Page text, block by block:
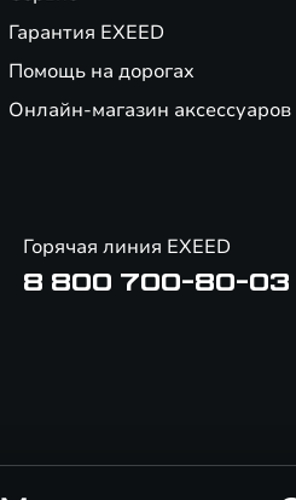
Гарантия EXEED
Помощь на дорогах
Онлайн-магазин аксессуаров
Горячая линия EXEED
8 800 700-80-03